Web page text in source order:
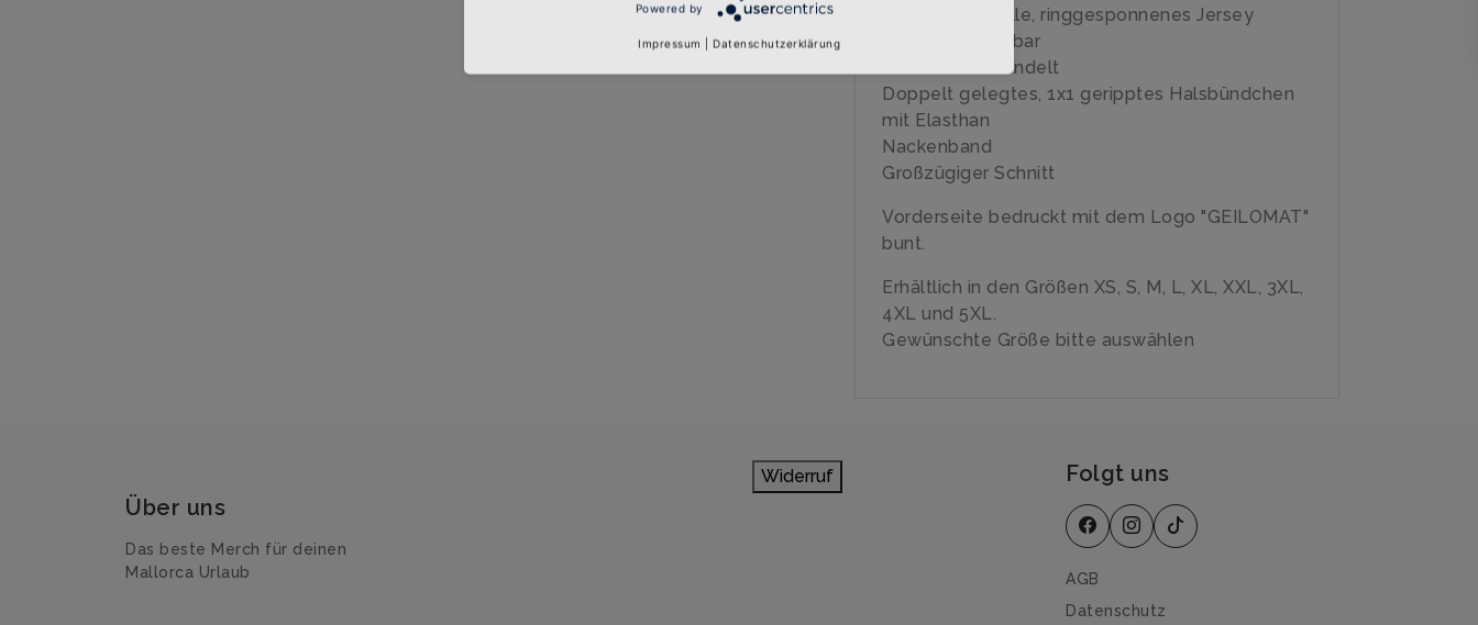
100% Baumwolle, ringgesponnenes Jersey
40 Grad waschbar
Einlaufvorbehandelt
Doppelt gelegtes, 1x1 geripptes Halsbündchen
mit Elasthan
Nackenband
Großzügiger Schnitt
Vorderseite bedruckt mit dem Logo "GEILOMAT"
bunt.
Erhältlich in den Größen XS, S, M, L, XL, XXL, 3XL,
4XL und 5XL.
Gewünschte Größe bitte auswählen
Über uns
Das beste Merch für deinen
Mallorca Urlaub
Widerruf Folgt uns
AGB
Datenschutz
Powered by
Impressum Datenschutzerklärung